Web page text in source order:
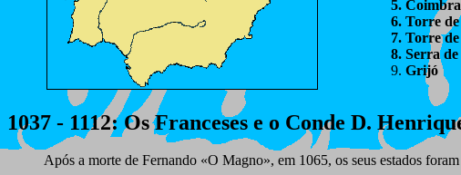
Coimbra
Torre de
Torre de
Serra
Grijó
1037 - 1112: Os Franceses e o Conde D.
Após a morte de Fernando «O Magno», em 1065, os seus estados